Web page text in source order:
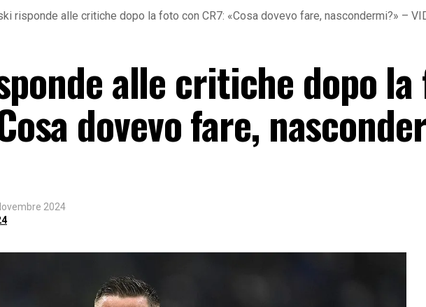
risponde alle critiche dopo la foto con CR7: «Cosa dovevo fare, nascondermi?» –
alle critiche dopo
dovevo fare,
2024